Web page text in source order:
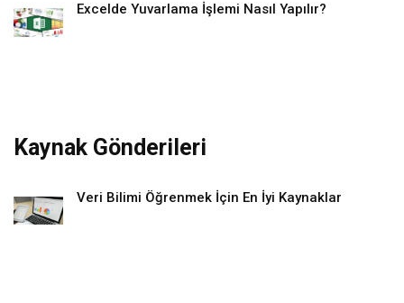
Excelde Yuvarlama İşlemi Nasıl Yapılır?
Kaynak Gönderileri
Veri Bilimi Öğrenmek İçin En İyi Kaynaklar